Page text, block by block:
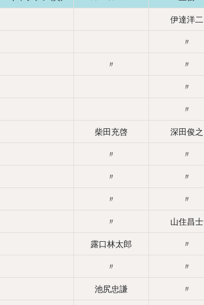
伊達洋二
〃
〃 〃
〃
〃
柴田充啓 深田俊之
〃 〃
〃 〃
〃 〃
〃 山住昌士
露口林太郎 〃
〃 〃
池尻忠謙 〃